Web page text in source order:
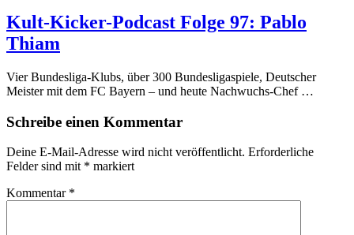
Kult-Kicker-Podcast Folge 97: Pablo
Thiam
Vier Bundesliga-Klubs, über 300 Bundesligaspiele, Deutscher
Meister mit dem FC Bayern – und heute Nachwuchs-Chef …
Schreibe einen Kommentar
Deine E-Mail-Adresse wird nicht veröffentlicht. Erforderliche
Felder sind mit * markiert
Kommentar *